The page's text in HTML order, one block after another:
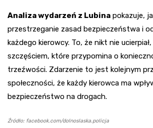
Analiza wydarzeń z Lubina pokazuje,
przestrzeganie zasad bezpieczeństwa i
każdego kierowcy. To, że nikt nie
szczęściem, które przypomina o
trzeźwości. Zdarzenie to jest kolejnym
społeczności, że każdy kierowca ma
bezpieczeństwo na drogach.
Źródło: facebook.com/dolnoslaska.policja